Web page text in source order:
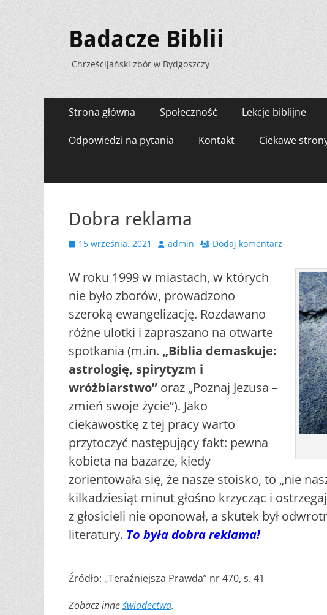
Badacze Biblii
Chrześcijański zbór w Bydgoszczy
Menu
zawartości
Strona główna Społeczność Lekcje biblijne
Odpowiedzi na pytania Kontakt Ciekawe
Dobra reklama
Opublikowano
15 września, 2021 Autoradmin Dodaj komentarz
W roku 1999 w miastach, w których
nie było zborów, prowadzono
szeroką ewangelizację. Rozdawano
różne ulotki i zapraszano na otwarte
spotkania (m.in. „Biblia demaskuje:
astrologię, spirytyzm i
wróżbiarstwo” oraz „Poznaj Jezusa –
zmień swoje życie”). Jako
ciekawostkę z tej pracy warto
przytoczyć następujący fakt: pewna
kobieta na bazarze, kiedy
zorientowała się, że nasze stoisko, to „nie
kilkadziesiąt minut głośno krzycząc i
z głosicieli nie oponował, a skutek był
literatury. To była dobra reklama!
Źródło: „Teraźniejsza Prawda” nr 470, s. 41
Zobacz inneświadectwa.